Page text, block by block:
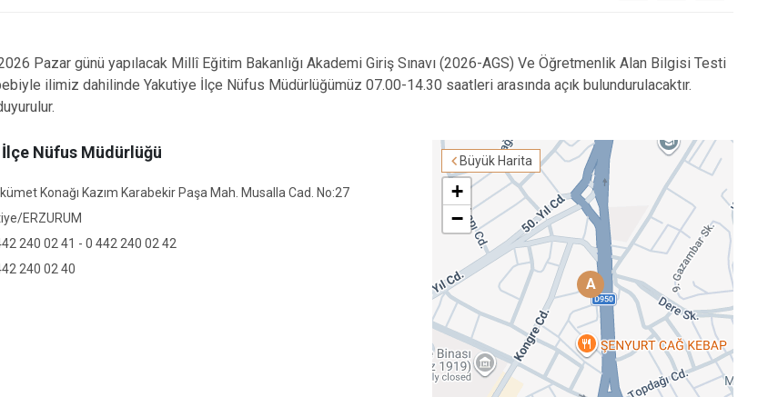
Pazar günü yapılacak Millî Eğitim Bakanlığı Akademi Giriş Sınavı (2026-AGS) Ve Öğretmenlik Alan Bilgisi Testi
ilimiz dahilinde Yakutiye İlçe Nüfus Müdürlüğümüz 07.00-14.30 saatleri arasında açık bulundurulacaktır.
Büyük Harita
A
+
−
Nüfus Müdürlüğü
Konağı Kazım Karabekir Paşa Mah. Musalla Cad. No:27
ERZURUM
240 02 41 - 0 442 240 02 42
240 02 40